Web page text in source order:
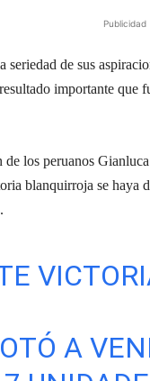
Publicidad
de sus
importante que
los peruanos
blanquirroja se haya
A